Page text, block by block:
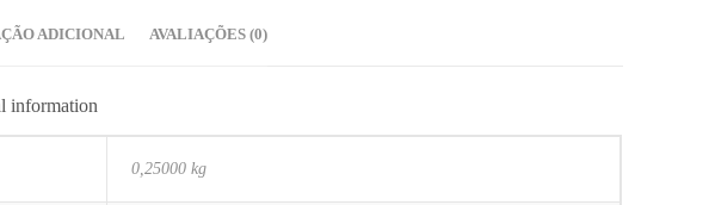
ADICIONAL AVALIAÇÕES (0)
information
0,25000 kg